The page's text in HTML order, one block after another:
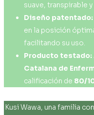
suave, transpirable
Diseño patentado:
en la posición
facilitando su uso.
Producto testado:
Catalana de
calificación de 80/
Kusi Wawa, una familia